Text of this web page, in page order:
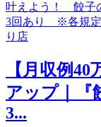
【月収例
アップ｜『
3...